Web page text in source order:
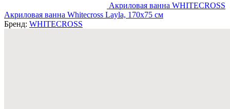
Акриловая ванна WHITECROSS
Акриловая ванна Whitecross Layla, 170x75 см
Бренд: WHITECROSS